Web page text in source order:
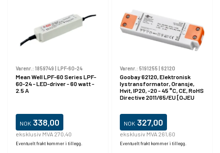
Varenr.: 1859749 | LPF-60-24
Mean Well LPF-60 Series LPF-
60-24 - LED-driver - 60 watt -
2.5 A
NOK 338,00
eksklusiv MVA 270,40
Eventuelt frakt kommer i tillegg.
Varenr.: 5191255| 62120
Goobay 62120, Elektronisk
lystransformator, Oransje,
Hvit, IP20, -20 - 45 °C, CE, RoHS
Directive 2011/65/EU [OJEU
NOK 327,00
eksklusiv MVA 261,60
Eventuelt frakt kommer i tillegg.